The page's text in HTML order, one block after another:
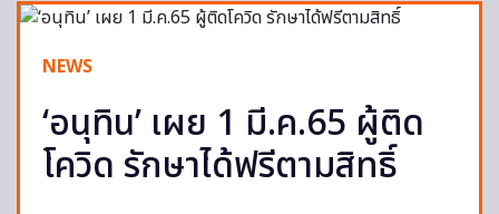
NEWS
‘อนุทิน’ เผย 1 มี.ค.65 ผู้ติด
โควิด รักษาได้ฟรีตามสิทธิ์